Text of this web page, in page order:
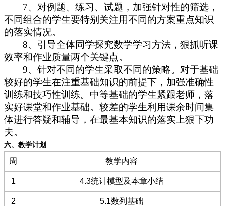
7、对例题、练习、试题，加强针对性的筛选，
不同组合的学生要特别关注用不同的方案重点知识
的落实情况。
8、引导全体同学探究数学学习方法，狠抓听课
效率和作业质量两个关键点。
9、针对不同的学生采取不同的策略。对于基础
较好的学生在注重基础知识的前提下，加强准确性
训练和技巧性训练。中等基础的学生紧跟老师，落
实好课堂和作业基础。较差的学生利用课余时间集
体进行答疑和辅导，在最基本知识的落实上狠下功
夫。
六、 教学计划
周 教学内容
1 4.3统计模型及本章小结
2 5.1数列基础